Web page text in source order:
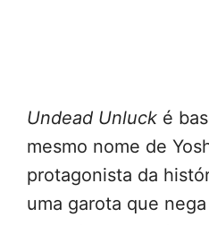
Undead Unluck é
mesmo nome de
protagonista da
uma garota que